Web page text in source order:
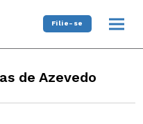
Filie-se
de Azevedo